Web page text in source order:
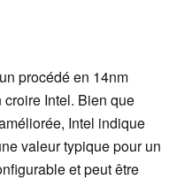
procédé en 14nm
Intel. Bien que
Intel indique
valeur typique pour un
et peut être